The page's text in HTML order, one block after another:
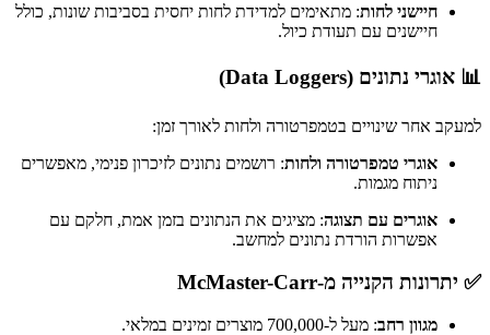
חיישני לחות: מתאימים למדידת לחות יחסית בסביבות שונות, כולל
חיישנים עם תעודת כיול.
📊 אוגרי נתונים (Data Loggers)
למעקב אחר שינויים בטמפרטורה ולחות לאורך זמן:
אוגרי טמפרטורה ולחות: רושמים נתונים לזיכרון פנימי, מאפשרים
ניתוח מגמות.
אוגרים עם תצוגה: מציגים את הנתונים בזמן אמת, חלקם עם
אפשרות הורדת נתונים למחשב.
✅ יתרונות הקנייה מ-McMaster-Carr
מגוון רחב: מעל ל-700,000 מוצרים זמינים במלאי.